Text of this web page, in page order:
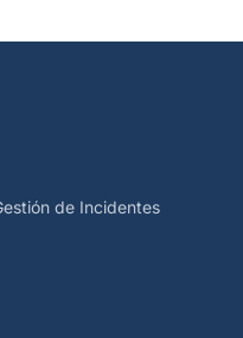
de Incidentes